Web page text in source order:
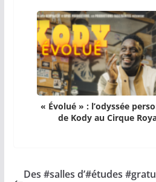
« Évolué » : l’odyssée
de Kody au Cirque
Des #salles d’#études